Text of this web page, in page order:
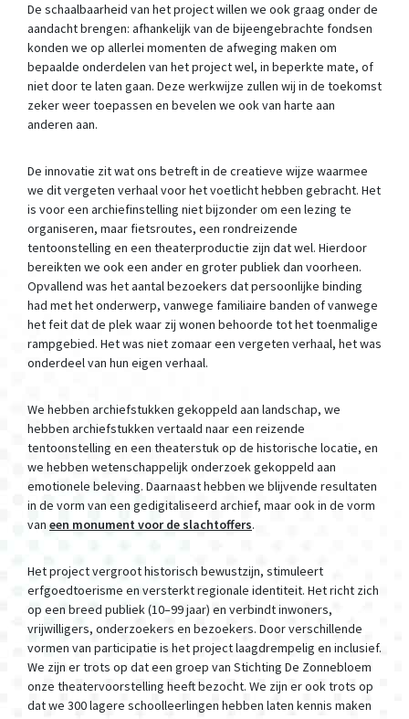
De schaalbaarheid van het project willen we ook graag onder de
aandacht brengen: afhankelijk van de bijeengebrachte fondsen
konden we op allerlei momenten de afweging maken om
bepaalde onderdelen van het project wel, in beperkte mate, of
niet door te laten gaan. Deze werkwijze zullen wij in de toekomst
zeker weer toepassen en bevelen we ook van harte aan
anderen aan.
De innovatie zit wat ons betreft in de creatieve wijze waarmee
we dit vergeten verhaal voor het voetlicht hebben gebracht. Het
is voor een archiefinstelling niet bijzonder om een lezing te
organiseren, maar fietsroutes, een rondreizende
tentoonstelling en een theaterproductie zijn dat wel. Hierdoor
bereikten we ook een ander en groter publiek dan voorheen.
Opvallend was het aantal bezoekers dat persoonlijke binding
had met het onderwerp, vanwege familiaire banden of vanwege
het feit dat de plek waar zij wonen behoorde tot het toenmalige
rampgebied. Het was niet zomaar een vergeten verhaal, het was
onderdeel van hun eigen verhaal.
We hebben archiefstukken gekoppeld aan landschap, we
hebben archiefstukken vertaald naar een reizende
tentoonstelling en een theaterstuk op de historische locatie, en
we hebben wetenschappelijk onderzoek gekoppeld aan
emotionele beleving. Daarnaast hebben we blijvende resultaten
in de vorm van een gedigitaliseerd archief, maar ook in de vorm
van een monument voor de slachtoffers.
Het project vergroot historisch bewustzijn, stimuleert
erfgoedtoerisme en versterkt regionale identiteit. Het richt zich
op een breed publiek (10–99 jaar) en verbindt inwoners,
vrijwilligers, onderzoekers en bezoekers. Door verschillende
vormen van participatie is het project laagdrempelig en inclusief.
We zijn er trots op dat een groep van Stichting De Zonnebloem
onze theatervoorstelling heeft bezocht. We zijn er ook trots op
dat we 300 lagere schoolleerlingen hebben laten kennis maken